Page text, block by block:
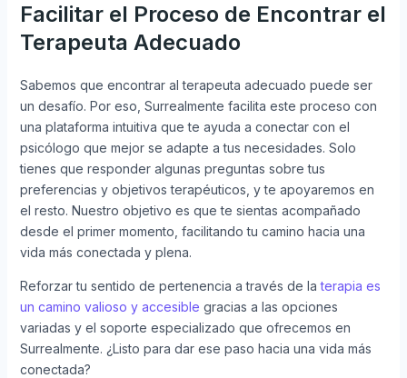
Facilitar el Proceso de Encontrar el
Terapeuta Adecuado
Sabemos que encontrar al terapeuta adecuado puede ser
un desafío. Por eso, Surrealmente facilita este proceso con
una plataforma intuitiva que te ayuda a conectar con el
psicólogo que mejor se adapte a tus necesidades. Solo
tienes que responder algunas preguntas sobre tus
preferencias y objetivos terapéuticos, y te apoyaremos en
el resto. Nuestro objetivo es que te sientas acompañado
desde el primer momento, facilitando tu camino hacia una
vida más conectada y plena.
Reforzar tu sentido de pertenencia a través de laterapia es
un camino valioso y accesible gracias a las opciones
variadas y el soporte especializado que ofrecemos en
Surrealmente. ¿Listo para dar ese paso hacia una vida más
conectada?